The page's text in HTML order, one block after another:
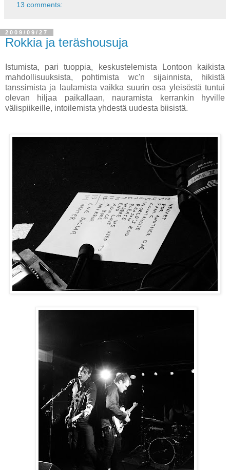
13 comments:
2009/09/27
Rokkia ja teräshousuja
Istumista, pari tuoppia, keskustelemista Lontoon kaikista
mahdollisuuksista, pohtimista wc'n sijainnista, hikistä
tanssimista ja laulamista vaikka suurin osa yleisöstä tuntui
olevan hiljaa paikallaan, nauramista kerrankin hyville
välispiikeille, intoilemista yhdestä uudesta biisistä.